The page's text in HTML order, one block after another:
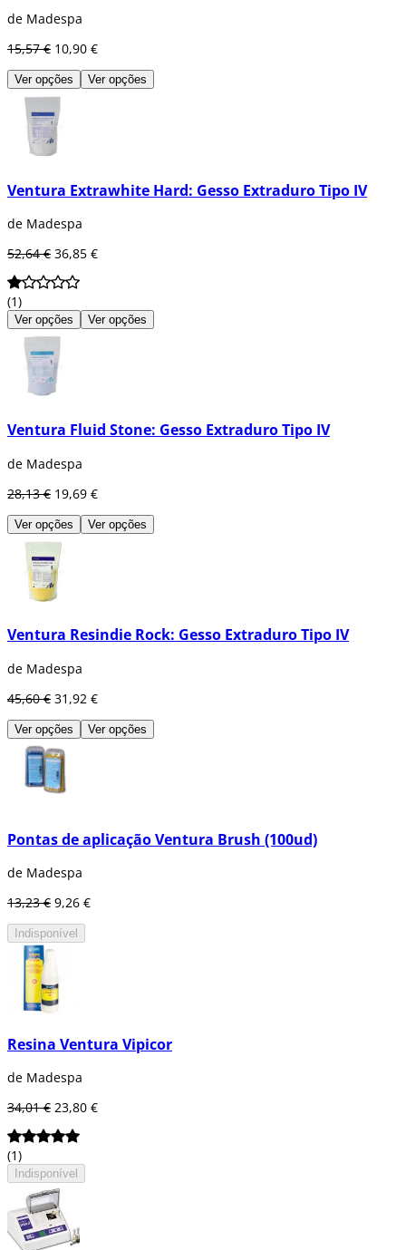
de Madespa
15,57 € 10,90 €
Ver opções Ver opções
Ventura Extrawhite Hard: Gesso Extraduro Tipo IV
de Madespa
52,64 € 36,85 €
(1)
Ver opções Ver opções
Ventura Fluid Stone: Gesso Extraduro Tipo IV
de Madespa
28,13 € 19,69 €
Ver opções Ver opções
Ventura Resindie Rock: Gesso Extraduro Tipo IV
de Madespa
45,60 € 31,92 €
Ver opções Ver opções
Pontas de aplicação Ventura Brush (100ud)
de Madespa
13,23 € 9,26 €
Indisponível
Resina Ventura Vipicor
de Madespa
34,01 € 23,80 €
(1)
Indisponível